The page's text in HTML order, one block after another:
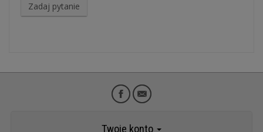
Zadaj pytanie
Twoje konto